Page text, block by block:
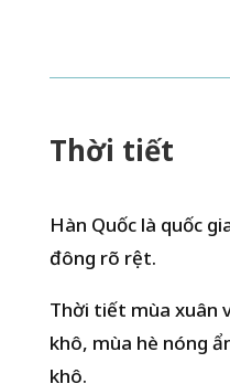
Thời tiết
Hàn Quốc là quốc
đông rõ rệt.
Thời tiết mùa xuân
khô, mùa hè nóng
khô.